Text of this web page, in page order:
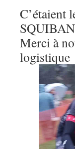
C’étaient
Merci à
logistique